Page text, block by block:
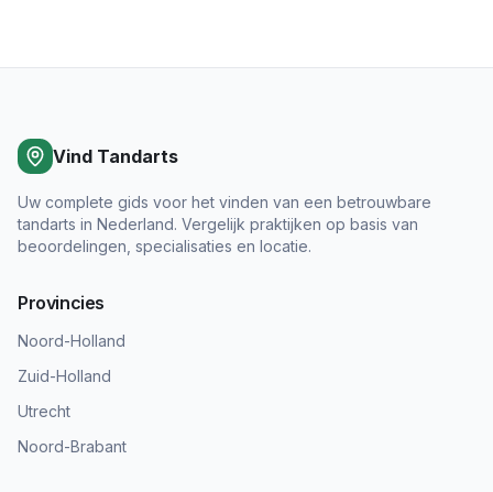
Vind Tandarts
Uw complete gids voor het vinden van een betrouwbare
tandarts in Nederland. Vergelijk praktijken op basis van
beoordelingen, specialisaties en locatie.
Provincies
Noord-Holland
Zuid-Holland
Utrecht
Noord-Brabant